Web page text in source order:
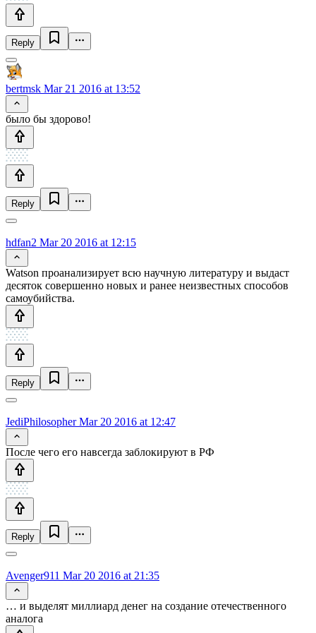
Reply
bertmsk Mar 21 2016 at 13:52
было бы здорово!
Reply
hdfan2 Mar 20 2016 at 12:15
Watson проанализирует всю научную литературу и выдаст
десяток совершенно новых и ранее неизвестных способов
самоубийства.
Reply
JediPhilosopherMar 20 2016 at 12:47
После чего его навсегда заблокируют в РФ
Reply
Avenger911 Mar 20 2016 at 21:35
… и выделят миллиард денег на создание отечественного
аналога